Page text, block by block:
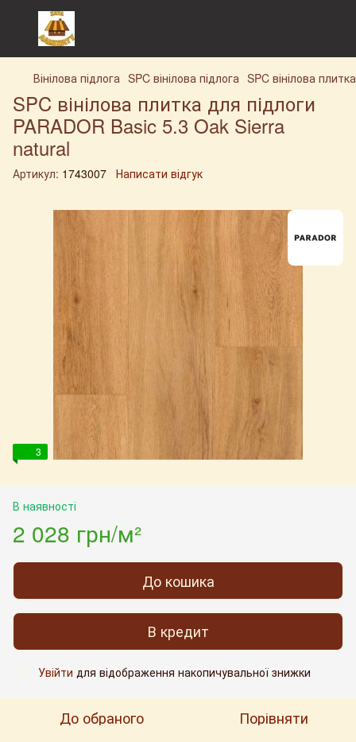
Вінілова підлога SPC вінілова підлога SPC вінілова
SPC вінілова плитка для підлоги
PARADOR Basic 5.3 Oak Sierra
natural
Артикул: 1743007 Написати відгук
3
В наявності
2 028 грн/м²
До кошика
В кредит
% Увійти для відображення накопичувальної знижки
До обраного Порівняти